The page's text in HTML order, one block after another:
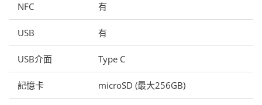
NFC 有
USB 有
USB介面 Type C
記憶卡 microSD (最大256GB)